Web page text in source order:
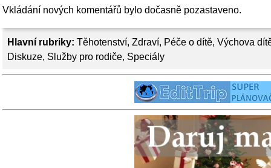
Hlavní rubriky: Těhotenství, Zdraví, Péče o dítě, Výchova
Diskuze, Služby pro rodiče, Speciály
Vkládání nových komentářů bylo dočasně pozastaveno.